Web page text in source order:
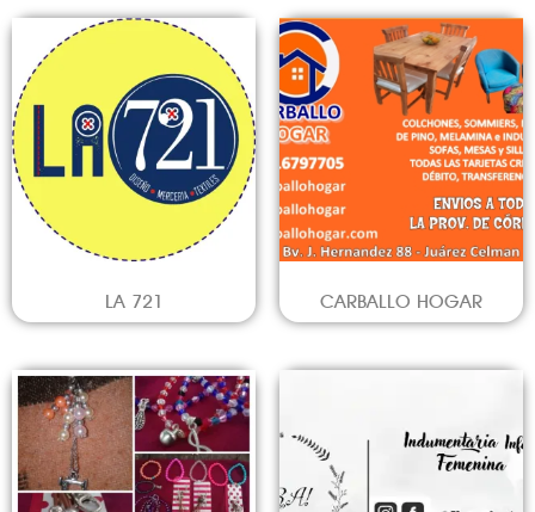
LA 721 CARBALLO HOGAR